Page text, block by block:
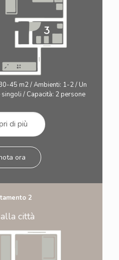
45 m2 / Ambienti: 1-2 / Un
/ Capacità: 2 persone
di più
ora
2
città